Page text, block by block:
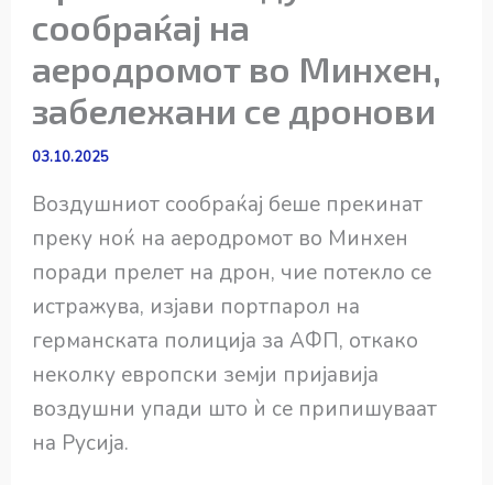
сообраќај на
аеродромот во Минхен,
забележани се дронови
03.10.2025
Воздушниот сообраќај беше прекинат
преку ноќ на аеродромот во Минхен
поради прелет на дрон, чие потекло се
истражува, изјави портпарол на
германската полиција за АФП, откако
неколку европски земји пријавија
воздушни упади што ѝ се припишуваат
на Русија.